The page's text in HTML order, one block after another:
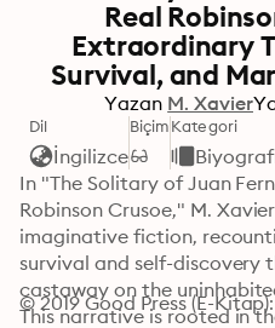
Real
Extraordinary
Survival, and
Yazan M. Xavier
Dil
İngilizce
BiçimKategori
In "The Solitary of Juan
Robinson Crusoe," M.
imaginative fiction,
survival and self-discovery
castaway on the
This narrative is rooted in
© 2019 Good Press (E-